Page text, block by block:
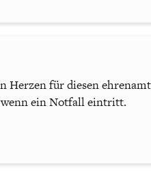
Herzen für diesen
ein Notfall eintritt.